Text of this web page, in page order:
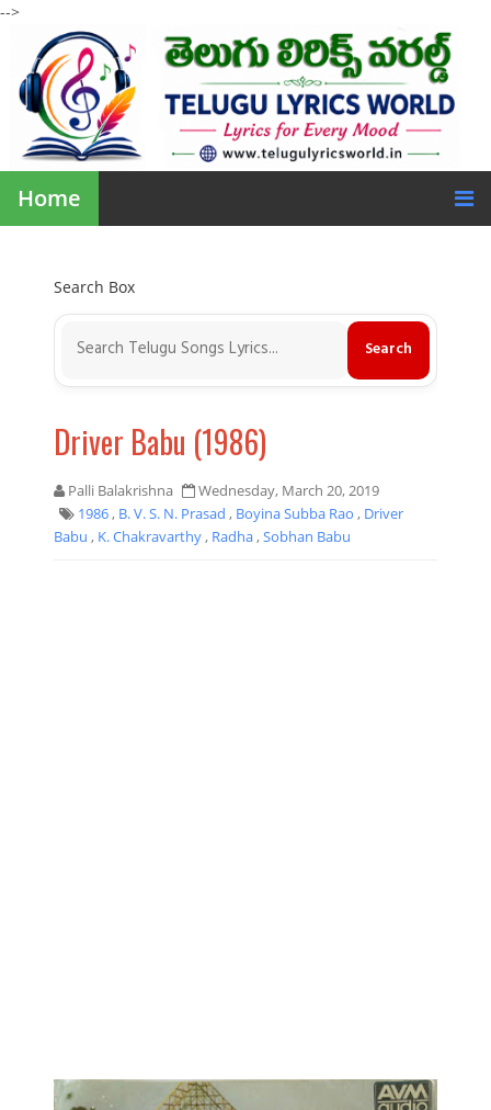
-->
Home
Search Box
Driver Babu (1986)
Palli Balakrishna
Wednesday, March 20, 2019
1986, B. V. S. N. Prasad , Boyina Subba Rao , Driver
Babu , K. Chakravarthy, Radha,Sobhan Babu